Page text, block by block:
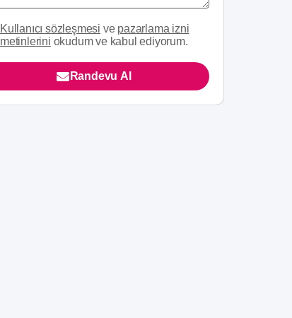
Kullanıcı sözleşmesi ve pazarlama izni
metinlerini okudum ve kabul ediyorum.
Randevu Al